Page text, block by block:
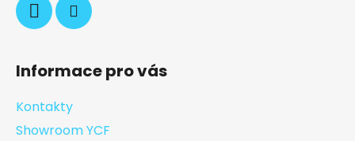
Informace pro vás
Kontakty
Showroom YCF